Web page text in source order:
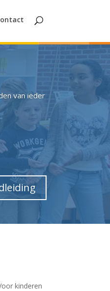
van ieder
kinderen